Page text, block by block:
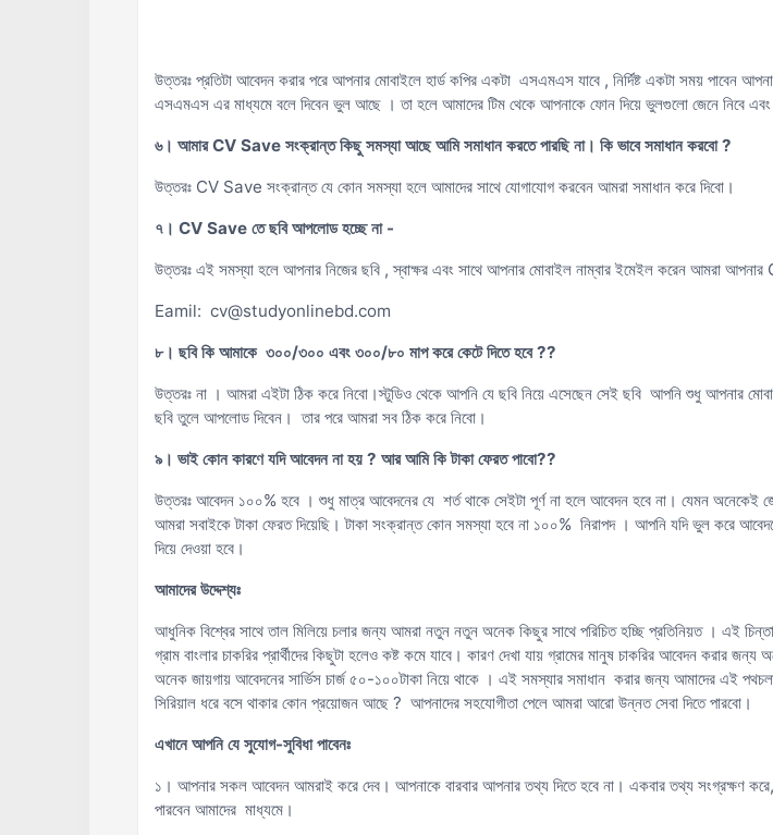
উত্তরঃ প্রতিটা আবেদন করার পরে আপনার মোবাইলে হার্ড কপির একটা এসএমএস যাবে , নির্দিষ্ট একটা সময় পাবেন
এসএমএস এর মাধ্যমে বলে দিবেন ভুল আছে । তা হলে আমাদের টিম থেকে আপনাকে ফোন দিয়ে ভুলগুলো জেনে নিবে এবং
৬। আমার CV Save সংক্রান্ত কিছু সমস্যা আছে আমি সমাধান করতে পারছি না। কি ভাবে সমাধান করবো ?
উত্তরঃ CV Save সংক্রান্ত যে কোন সমস্যা হলে আমাদের সাথে যোগাযোগ করবেন আমরা সমাধান করে দিবো।
৭। CV Save তে ছবি আপলোড হচ্ছে না -
উত্তরঃ এই সমস্যা হলে আপনার নিজের ছবি , স্বাক্ষর এবং সাথে আপনার মোবাইল নাম্বার ইমেইল করেন আমরা
Eamil: cv@studyonlinebd.com
৮। ছবি কি আমাকে ৩০০/৩০০ এবং ৩০০/৮০ মাপ করে কেটে দিতে হবে ??
উত্তরঃ না । আমরা এইটা ঠিক করে নিবো।স্টুডিও থেকে আপনি যে ছবি নিয়ে এসেছেন সেই ছবি আপনি শুধু আপনার
ছবি তুলে আপলোড দিবেন। তার পরে আমরা সব ঠিক করে নিবো।
৯। ভাই কোন কারণে যদি আবেদন না হয় ? আর আমি কি টাকা ফেরত পাবো??
উত্তরঃ আবেদন ১০০% হবে । শুধু মাত্র আবেদনের যে শর্ত থাকে সেইটা পূর্ণ না হলে আবেদন হবে না। যেমন অনেকেই
আমরা সবাইকে টাকা ফেরত দিয়েছি। টাকা সংক্রান্ত কোন সমস্যা হবে না ১০০% নিরাপদ । আপনি যদি ভুল করে
দিয়ে দেওয়া হবে।
আমাদেরউদ্দেশ্যঃ
আধুনিক বিশ্বের সাথে তাল মিলিয়ে চলার জন্য আমরা নতুন নতুন অনেক কিছুর সাথে পরিচিত হচ্ছি প্রতিনিয়ত । এই
গ্রাম বাংলার চাকরির প্রার্থীদের কিছুটা হলেও কষ্ট কমে যাবে। কারণ দেখা যায় গ্রামের মানুষ চাকরির আবেদন
অনেক জায়গায় আবেদনের সার্ভিস চার্জ ৫০-১০০টাকা নিয়ে থাকে । এই সমস্যার সমাধান করার জন্য আমাদের এই
সিরিয়াল ধরে বসে থাকার কোন প্রয়োজন আছে ? আপনাদের সহযোগীতা পেলে আমরা আরো উন্নত সেবা দিতে পারবো।
এখানে আপনি যে সুযোগ-সুবিধা পাবেনঃ
১। আপনার সকল আবেদন আমরাই করে দেব। আপনাকে বারবার আপনার তথ্য দিতে হবে না। একবার তথ্য সংগ্রক্ষণ
পারবেন আমাদের মাধ্যমে।